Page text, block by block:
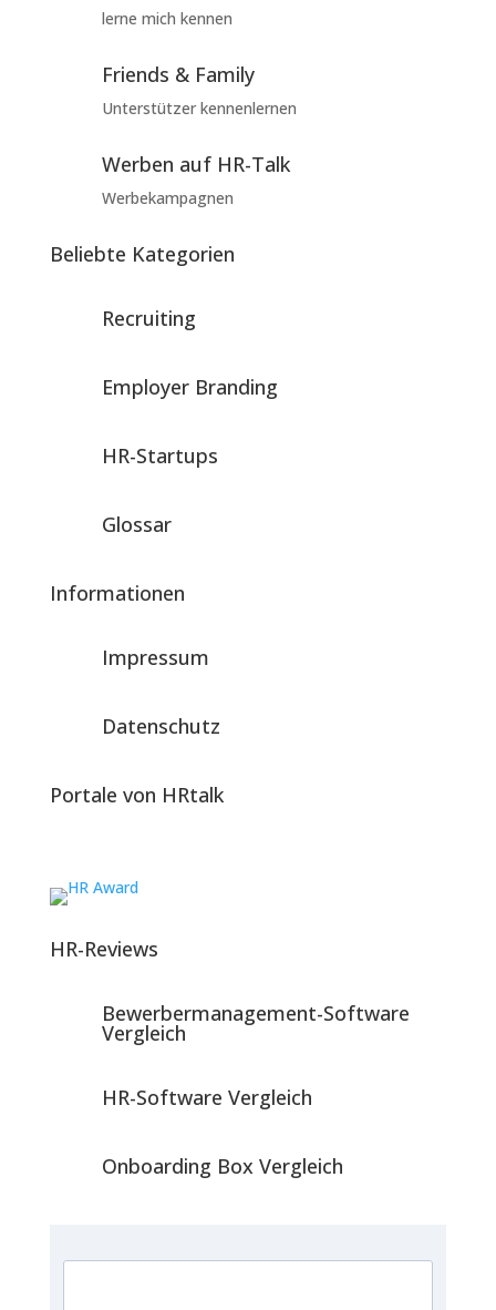
lerne mich kennen
Friends & Family
Unterstützer kennenlernen
Werben auf HR-Talk
Werbekampagnen
Beliebte Kategorien
Recruiting
Employer Branding
HR-Startups
Glossar
Informationen
Impressum
Datenschutz
Portale von HRtalk
HR-Reviews
Bewerbermanagement-Software
Vergleich
HR-Software Vergleich
Onboarding Box Vergleich